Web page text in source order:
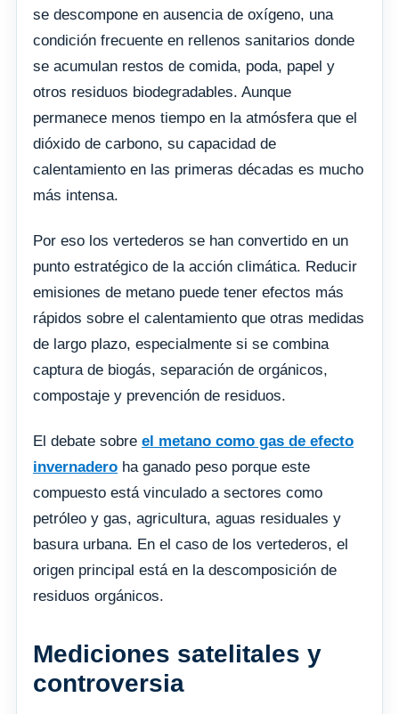
se descompone en ausencia de oxígeno, una
condición frecuente en rellenos sanitarios donde
se acumulan restos de comida, poda, papel y
otros residuos biodegradables. Aunque
permanece menos tiempo en la atmósfera que el
dióxido de carbono, su capacidad de
calentamiento en las primeras décadas es mucho
más intensa.
Por eso los vertederos se han convertido en un
punto estratégico de la acción climática. Reducir
emisiones de metano puede tener efectos más
rápidos sobre el calentamiento que otras medidas
de largo plazo, especialmente si se combina
captura de biogás, separación de orgánicos,
compostaje y prevención de residuos.
El debate sobre el metano como gas de efecto
invernadero ha ganado peso porque este
compuesto está vinculado a sectores como
petróleo y gas, agricultura, aguas residuales y
basura urbana. En el caso de los vertederos, el
origen principal está en la descomposición de
residuos orgánicos.
Mediciones satelitales y
controversia